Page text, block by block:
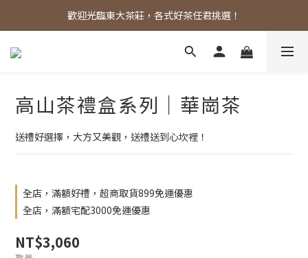
歡迎光臨東大茶莊，各式好茶任君挑選！
歡迎光臨東大茶莊，各式好茶任君挑選！
加入會員享折扣【需登入購物才會有會員價唷】
歡迎光臨東大茶莊，各式好茶任君挑選！
高山茶禮盒系列｜華崗茶
送禮好選擇，大方又美觀，送禮送到心坎裡！
全店，滿額好禮，超商取貨899免運優惠
全店，滿額宅配3000免運優惠
NT$3,060